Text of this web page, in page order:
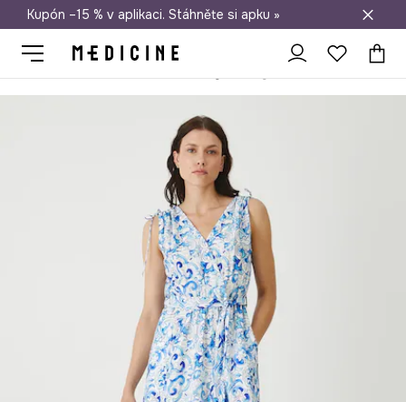
Doprava zdarma při nákupu nad 1 200 Kč
Kupón –15 % v aplikaci. Stáhněte si apku »